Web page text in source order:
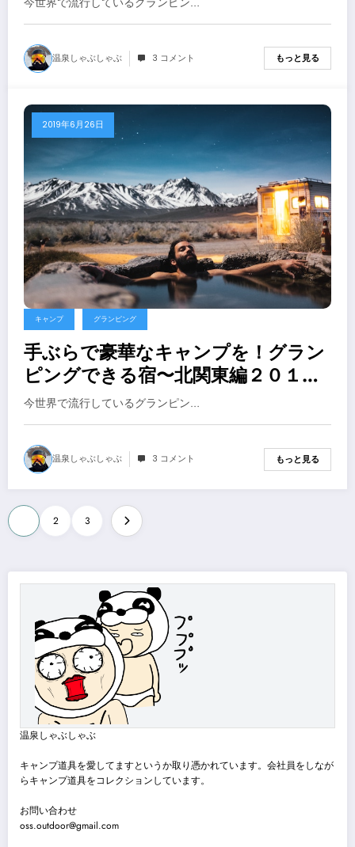
温泉しゃぶしゃぶ 3 コメント もっと見る
2019年6月26日
キャンプ グランピング
手ぶらで豪華なキャンプを！グラン
ピングできる宿〜北関東編２０１９
年
今世界で流行しているグランピン…
温泉しゃぶしゃぶ 3 コメント もっと見る
投
稿
の
2 3
温泉しゃぶしゃぶ
キャンプ道具を愛してますというか取り憑かれています。会社員をしなが
らキャンプ道具をコレクションしています。
お問い合わせ
oss.outdoor@gmail.com